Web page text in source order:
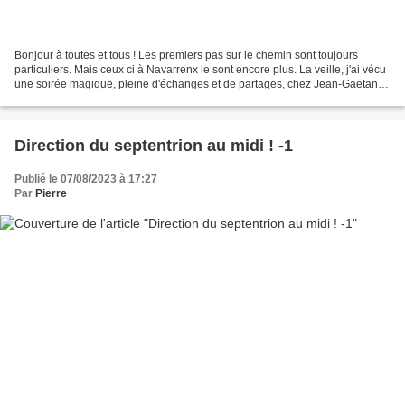
Bonjour à toutes et tous ! Les premiers pas sur le chemin sont toujours
particuliers. Mais ceux ci à Navarrenx le sont encore plus. La veille, j'ai vécu
une soirée magique, pleine d'échanges et de partages, chez Jean-Gaëtan,
Direction du septentrion au midi ! -1
Publié le 07/08/2023 à 17:27
Par Pierre